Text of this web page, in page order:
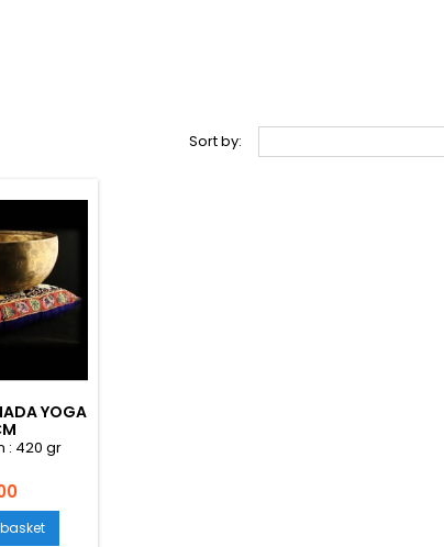
Sort by:
YOGA
: 420 gr